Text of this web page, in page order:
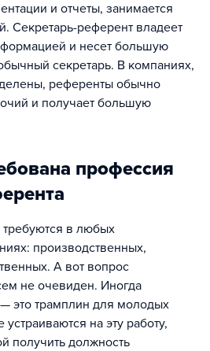
и отчеты, занимается
Секретарь-референт владеет
и несет большую
секретарь. В компаниях,
референты обычно
и получает большую
профессия
в любых
производственных,
А вот вопрос
не очевиден. Иногда
это трамплин для молодых
на эту работу,
получить должность